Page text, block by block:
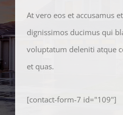
At vero eos et accusamus
dignissimos ducimus qui
voluptatum deleniti atque
et quas.
[contact-form-7 id="109"]